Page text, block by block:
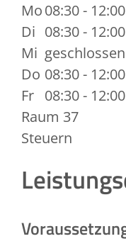
Mo08:30 -
Di 08:30 -
Mi geschlossen
Do 08:30 -
Fr 08:30 -
Raum 37
Steuern